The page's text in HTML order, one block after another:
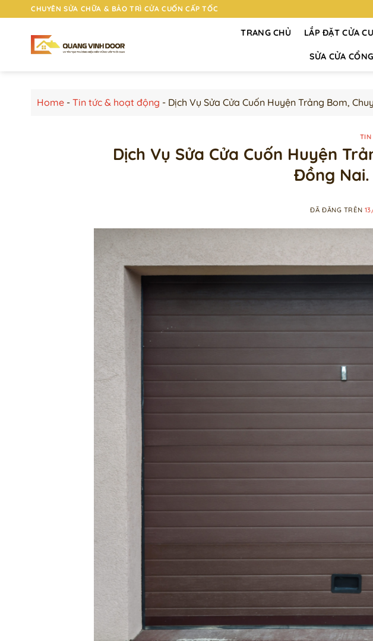
Chuyển
đến
CHUYÊN SỬA CHỮA & BẢO TRÌ CỬA CUỐN CẤP TỐC
TRANG CHỦ LẮP ĐẶT CỬA
SỬA CỬA
Home - Tin tức & hoạt động - Dịch Vụ Sửa Cửa Cuốn Huyện Trảng Bom,
TIN
Dịch Vụ Sửa Cửa Cuốn Huyện
Đồng Nai.
ĐÃ ĐĂNG TRÊN